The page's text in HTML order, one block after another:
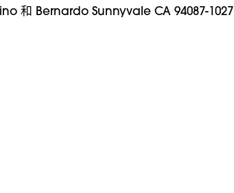
和 Bernardo Sunnyvale CA 94087-1027